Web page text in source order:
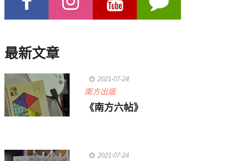
最新文章
2021-07-24
南方出版
《南方六帖》
2021-07-24